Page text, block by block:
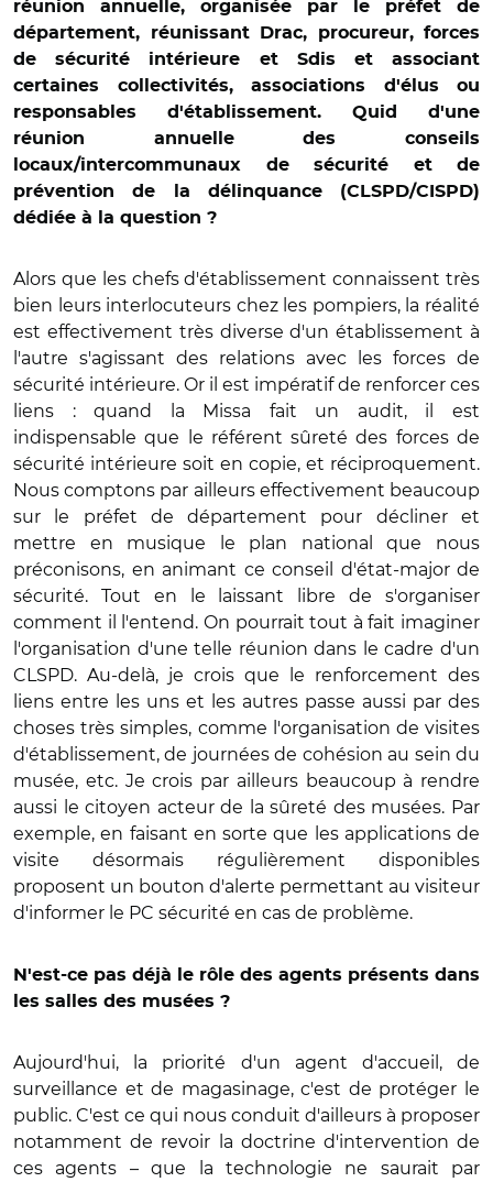
réunion annuelle, organisée par le préfet de
département, réunissant Drac, procureur, forces
de sécurité intérieure et Sdis et associant
certaines collectivités, associations d'élus ou
responsables d'établissement. Quid d'une
réunion annuelle des conseils
locaux/intercommunaux de sécurité et de
prévention de la délinquance (CLSPD/CISPD)
dédiée à la question ?
Alors que les chefs d'établissement connaissent très
bien leurs interlocuteurs chez les pompiers, la réalité
est effectivement très diverse d'un établissement à
l'autre s'agissant des relations avec les forces de
sécurité intérieure. Or il est impératif de renforcer ces
liens : quand la Missa fait un audit, il est
indispensable que le référent sûreté des forces de
sécurité intérieure soit en copie, et réciproquement.
Nous comptons par ailleurs effectivement beaucoup
sur le préfet de département pour décliner et
mettre en musique le plan national que nous
préconisons, en animant ce conseil d'état-major de
sécurité. Tout en le laissant libre de s'organiser
comment il l'entend. On pourrait tout à fait imaginer
l'organisation d'une telle réunion dans le cadre d'un
CLSPD. Au-delà, je crois que le renforcement des
liens entre les uns et les autres passe aussi par des
choses très simples, comme l'organisation de visites
d'établissement, de journées de cohésion au sein du
musée, etc. Je crois par ailleurs beaucoup à rendre
aussi le citoyen acteur de la sûreté des musées. Par
exemple, en faisant en sorte que les applications de
visite désormais régulièrement disponibles
proposent un bouton d'alerte permettant au visiteur
d'informer le PC sécurité en cas de problème.
N'est-ce pas déjà le rôle des agents présents dans
les salles des musées ?
Aujourd'hui, la priorité d'un agent d'accueil, de
surveillance et de magasinage, c'est de protéger le
public. C'est ce qui nous conduit d'ailleurs à proposer
notamment de revoir la doctrine d'intervention de
ces agents – que la technologie ne saurait par